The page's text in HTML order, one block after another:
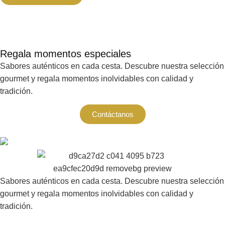
Regala momentos especiales
Sabores auténticos en cada cesta. Descubre nuestra selección
gourmet y regala momentos inolvidables con calidad y
tradición.
Contáctanos
Sabores auténticos en cada cesta. Descubre nuestra selección
gourmet y regala momentos inolvidables con calidad y
tradición.